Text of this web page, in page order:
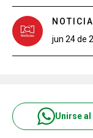
jun 24 de
Unirse al